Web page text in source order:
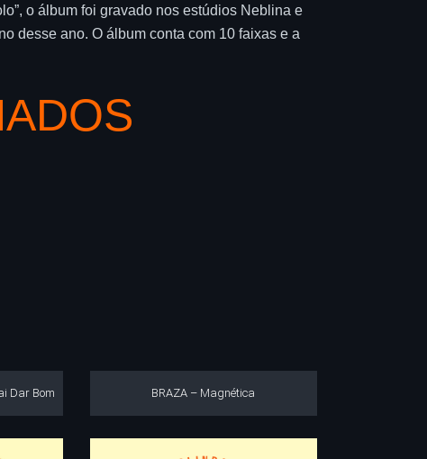
o álbum foi gravado nos estúdios Neblina e
desse ano. O álbum conta com 10 faixas e a
Dar Bom BRAZA – Magnética